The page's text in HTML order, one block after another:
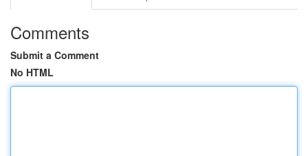
Comments
Submit a Comment
No HTML